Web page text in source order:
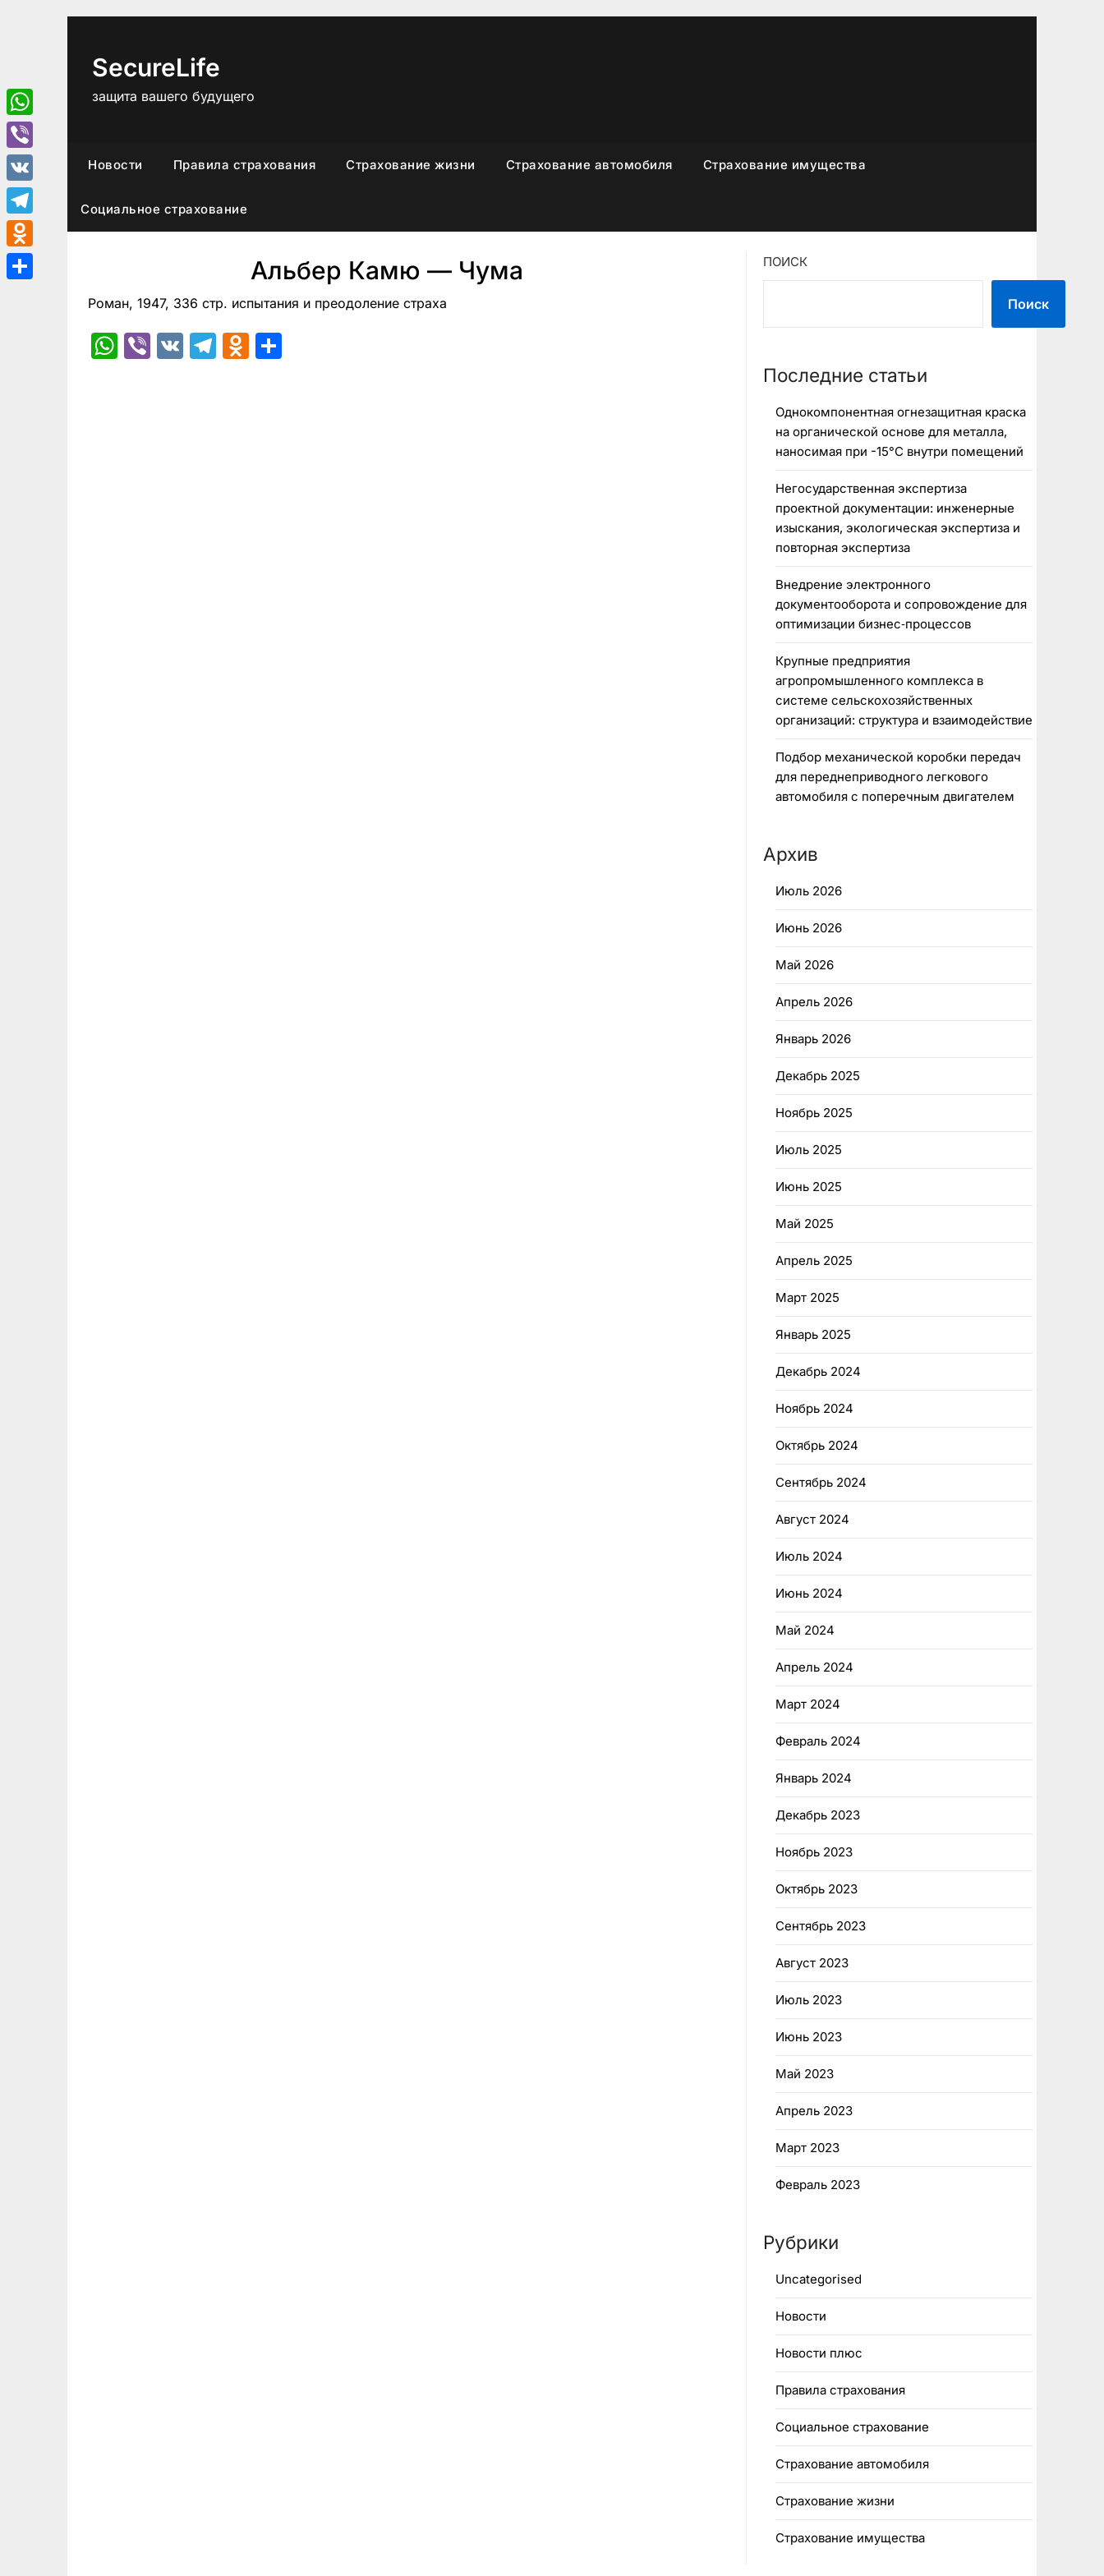
SecureLife
защита вашего будущего
Новости Правила страхования Страхование жизни Страхование автомобиля Страхование имущества
Социальное страхование
Альбер Камю — Чума
Роман, 1947, 336 стр. испытания и преодоление страха
WhatsApp
Viber
VK Telegram
Odnoklassniki
ПОИСК
Поиск
Последние статьи
Однокомпонентная огнезащитная краска
на органической основе для металла,
наносимая при -15°C внутри помещений
Негосударственная экспертиза
проектной документации: инженерные
изыскания, экологическая экспертиза и
повторная экспертиза
Внедрение электронного
документооборота и сопровождение для
оптимизации бизнес‑процессов
Крупные предприятия
агропромышленного комплекса в
системе сельскохозяйственных
организаций: структура и взаимодействие
Подбор механической коробки передач
для переднеприводного легкового
автомобиля с поперечным двигателем
Архив
Июль 2026
Июнь 2026
Май 2026
Апрель 2026
Январь 2026
Декабрь 2025
Ноябрь 2025
Июль 2025
Июнь 2025
Май 2025
Апрель 2025
Март 2025
Январь 2025
Декабрь 2024
Ноябрь 2024
Октябрь 2024
Сентябрь 2024
Август 2024
Июль 2024
Июнь 2024
Май 2024
Апрель 2024
Март 2024
Февраль 2024
Январь 2024
Декабрь 2023
Ноябрь 2023
Октябрь 2023
Сентябрь 2023
Август 2023
Июль 2023
Июнь 2023
Май 2023
Апрель 2023
Март 2023
Февраль 2023
Рубрики
Uncategorised
Новости
Новости плюс
Правила страхования
Социальное страхование
Страхование автомобиля
Страхование жизни
Страхование имущества
WhatsApp
Viber
VK
Telegram
Odnoklassniki